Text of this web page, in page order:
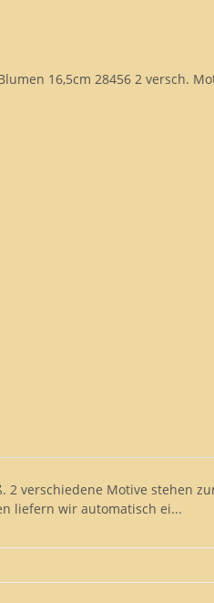
2 verschiedene Motive stehen
liefern wir automatisch ei...